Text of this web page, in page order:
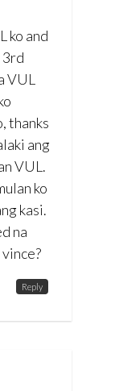
ko and
3rd
VUL
thanks
ang
VUL.
ko
kasi.
na
Reply